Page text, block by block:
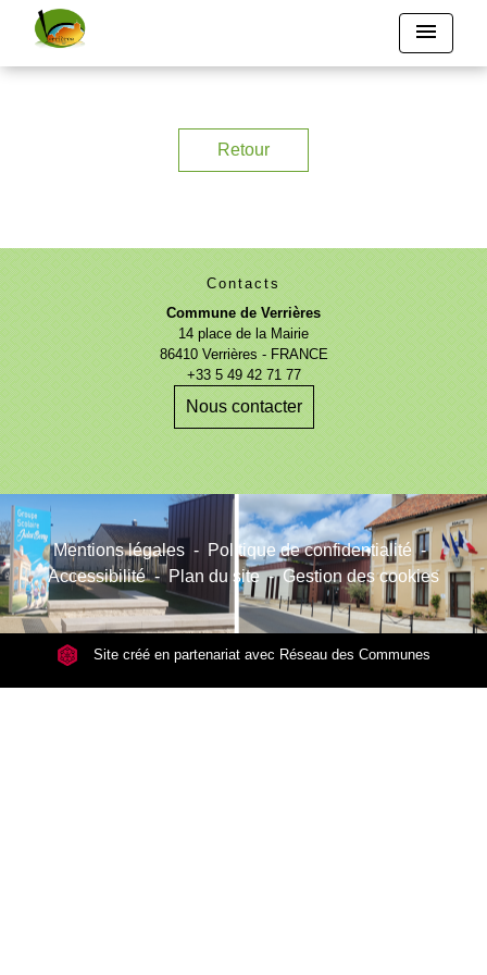
menu
Retour
Contacts
Commune de Verrières
14 place de la Mairie
86410 Verrières - FRANCE
+33 5 49 42 71 77
Nous contacter
Mentions légales - Politique de confidentialité -
Accessibilité - Plan du site - Gestion des cookies
Site créé en partenariat avec Réseau des Communes